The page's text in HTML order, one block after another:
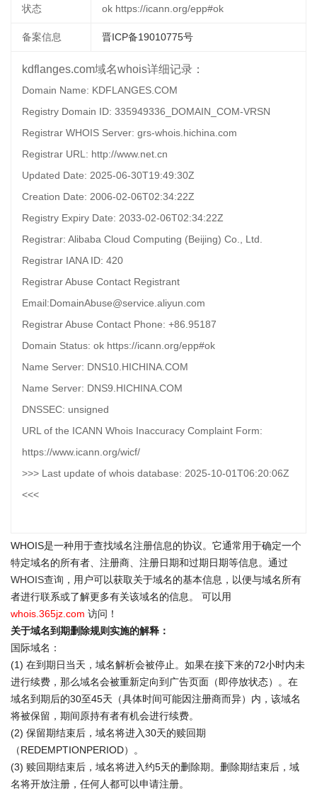
状态 ok https://icann.org/epp#ok
备案信息 晋ICP备19010775号
kdflanges.com域名whois详细记录：
Domain Name: KDFLANGES.COM
Registry Domain ID: 335949336_DOMAIN_COM-VRSN
Registrar WHOIS Server: grs-whois.hichina.com
Registrar URL: http://www.net.cn
Updated Date: 2025-06-30T19:49:30Z
Creation Date: 2006-02-06T02:34:22Z
Registry Expiry Date: 2033-02-06T02:34:22Z
Registrar: Alibaba Cloud Computing (Beijing) Co., Ltd.
Registrar IANA ID: 420
Registrar Abuse Contact Registrant
Email:DomainAbuse@service.aliyun.com
Registrar Abuse Contact Phone: +86.95187
Domain Status: ok https://icann.org/epp#ok
Name Server: DNS10.HICHINA.COM
Name Server: DNS9.HICHINA.COM
DNSSEC: unsigned
URL of the ICANN Whois Inaccuracy Complaint Form:
https://www.icann.org/wicf/
>>> Last update of whois database: 2025-10-01T06:20:06Z
<<<
WHOIS是一种用于查找域名注册信息的协议。它通常用于确定一个
特定域名的所有者、注册商、注册日期和过期日期等信息。通过
WHOIS查询 ，用户可以获取关于域名的基本信息，以便与域名所有
者进行联系或了解更多有关该域名的信息。 可以用
whois.365jz.com 访问！
关于域名到期删除规则实施的解释：
国际域名：
(1) 在到期日当天，域名解析会被停止。如果在接下来的72小时内未
进行续费，那么域名会被重新定向到广告页面（即停放状态）。在
域名到期后的30至45天（具体时间可能因注册商而异）内，该域名
将被保留，期间原持有者有机会进行续费。
(2) 保留期结束后，域名将进入30天的赎回期
（REDEMPTIONPERIOD）。
(3) 赎回期结束后，域名将进入约5天的删除期。删除期结束后，域
名将开放注册，任何人都可以申请注册。